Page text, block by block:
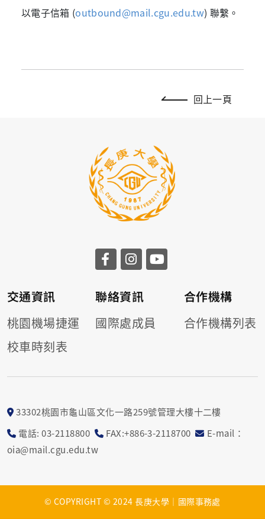
以電子信箱 (outbound@mail.cgu.edu.tw) 聯繫。
回上一頁
交通資訊
桃園機場捷運
校車時刻表
聯絡資訊
國際處成員
合作機構
合作機構列表
33302桃園市龜山區文化一路259號管理大樓十二樓
電話: 03-2118800
FAX:+886-3-2118700
E-mail：
oia@mail.cgu.edu.tw
© COPYRIGHT © 2024 長庚大學｜國際事務處